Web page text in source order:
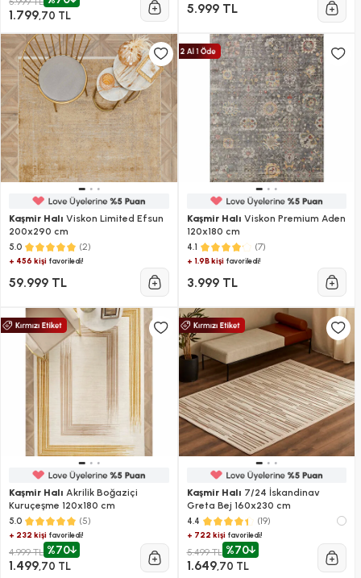
1.799,70 TL 5.999 TL
Kaşmir Halı Viskon Limited Efsun
200x290 cm
5.0 (2)
+ 456 kişi favoriledi!
59.999 TL
Kaşmir Halı Viskon Premium Aden
120x180 cm
4.1 (7)
+ 1.9B kişifavoriledi!
3.999 TL
Kaşmir Halı Akrilik Boğaziçi
Kuruçeşme 120x180 cm
5.0 (5)
+ 232 kişi favoriledi!
4.999 TL %70
1.499,70 TL
Kaşmir Halı 7/24 İskandinav
Greta Bej 160x230 cm
4.4 (19)
+ 722 kişifavoriledi!
5.499 TL %70
1.649,70 TL